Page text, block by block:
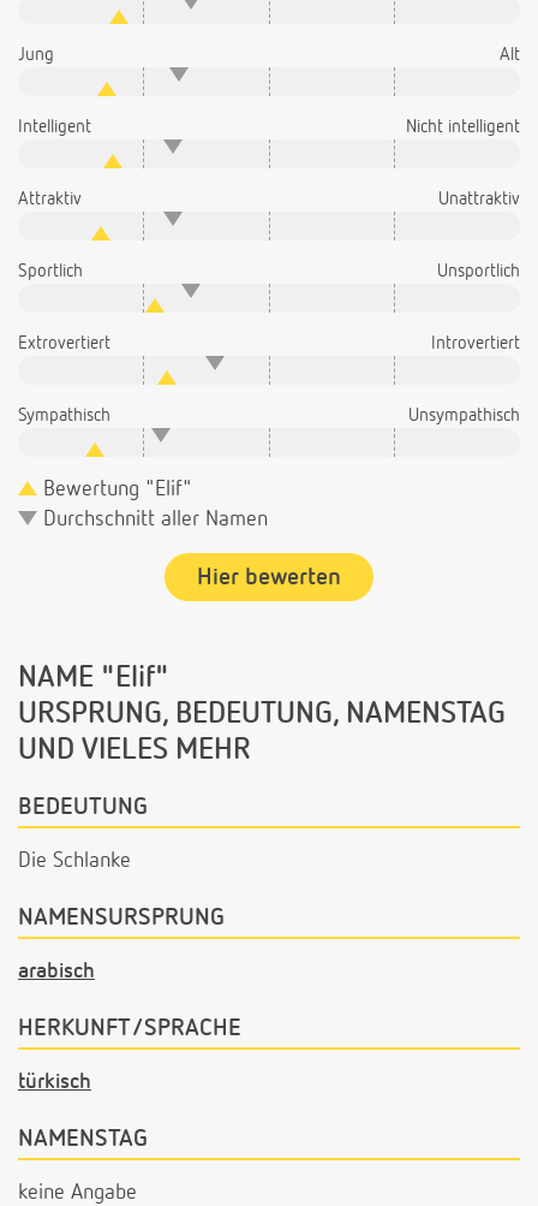
Jung Alt
Intelligent Nicht intelligent
Attraktiv Unattraktiv
Sportlich Unsportlich
Extrovertiert Introvertiert
Sympathisch Unsympathisch
Bewertung "Elif"
Durchschnitt aller Namen
Hier bewerten
NAME "Elif"
URSPRUNG, BEDEUTUNG, NAMENSTAG
UND VIELES MEHR
BEDEUTUNG
Die Schlanke
NAMENSURSPRUNG
arabisch
HERKUNFT/SPRACHE
türkisch
NAMENSTAG
keine Angabe